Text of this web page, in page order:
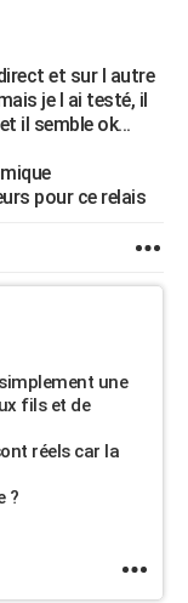
et sur l autre
je l ai testé, il
il semble ok...
pour ce relais
une
fils et de
réels car la
?